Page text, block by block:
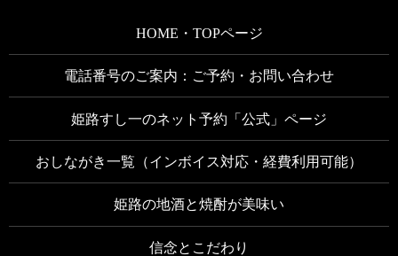
HOME・TOPページ
電話番号のご案内：ご予約・お問い合わせ
姫路すし一のネット予約「公式」ページ
おしながき一覧（インボイス対応・経費利用可能）
姫路の地酒と焼酎が美味い
信念とこだわり